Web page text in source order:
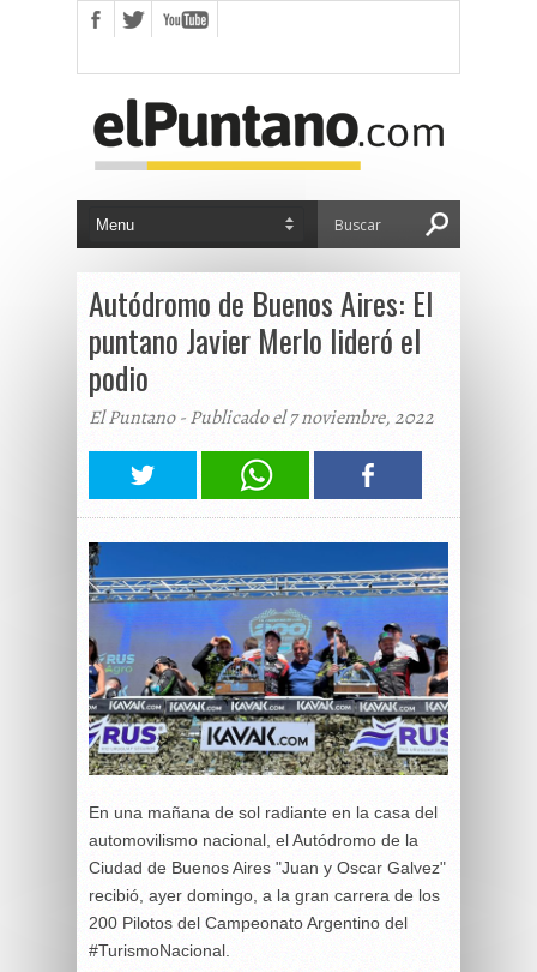
Autódromo de Buenos Aires: El
puntano Javier Merlo lideró el
podio
El Puntano - Publicado el 7 noviembre, 2022
En una mañana de sol radiante en la casa del
automovilismo nacional, el Autódromo de la
Ciudad de Buenos Aires "Juan y Oscar Galvez"
recibió, ayer domingo, a la gran carrera de los
200 Pilotos del Campeonato Argentino del
#TurismoNacional.